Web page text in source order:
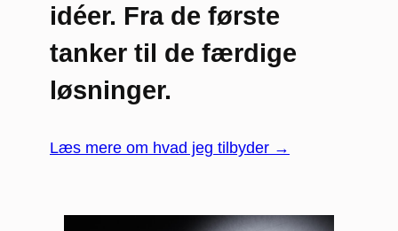
idéer. Fra de første
tanker til de færdige
løsninger.
Læs mere om hvad jeg tilbyder →